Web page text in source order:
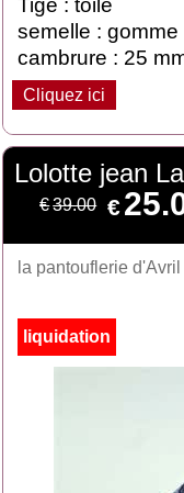
Tige : toile
semelle : gomme
cambrure : 25
Cliquez ici
Lolotte jean
€39.00 €
la pantouflerie d'Avril
liquidation